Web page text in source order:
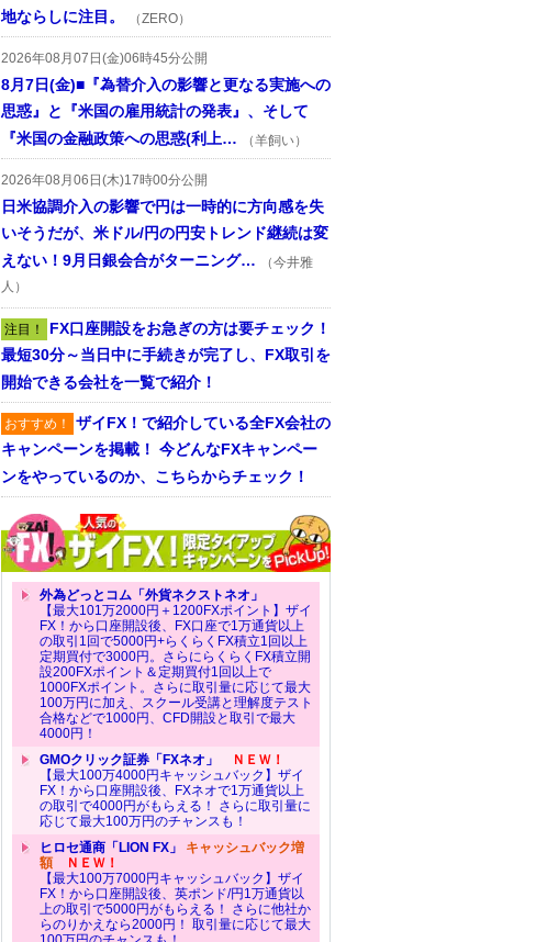
地ならしに注目。
（ZERO）
2026年08月07日(金)06時45分公開
8月7日(金)■『為替介入の影響と更なる実施への
思惑』と『米国の雇用統計の発表』、そして
『米国の金融政策への思惑(利上…
（羊飼い）
2026年08月06日(木)17時00分公開
日米協調介入の影響で円は一時的に方向感を失
いそうだが、米ドル/円の円安トレンド継続は変
えない！9月日銀会合がターニング…
（今井雅
人）
注目！ FX口座開設をお急ぎの方は要チェック！
最短30分～当日中に手続きが完了し、FX取引を
開始できる会社を一覧で紹介！
おすすめ！ ザイFX！で紹介している全FX会社の
キャンペーンを掲載！ 今どんなFXキャンペー
ンをやっているのか、こちらからチェック！
外為どっとコム「外貨ネクストネオ」
【最大101万2000円＋1200FXポイント】ザイ
FX！から口座開設後、FX口座で1万通貨以上
の取引1回で5000円+らくらくFX積立1回以上
定期買付で3000円。さらにらくらくFX積立開
設200FXポイント＆定期買付1回以上で
1000FXポイント。さらに取引量に応じて最大
100万円に加え、スクール受講と理解度テスト
合格などで1000円、CFD開設と取引で最大
4000円！
GMOクリック証券「FXネオ」
ＮＥＷ！
【最大100万4000円キャッシュバック】ザイ
FX！から口座開設後、FXネオで1万通貨以上
の取引で4000円がもらえる！ さらに取引量に
応じて最大100万円のチャンスも！
ヒロセ通商「LION FX」 キャッシュバック増
額ＮＥＷ！
【最大100万7000円キャッシュバック】ザイ
FX！から口座開設後、英ポンド/円1万通貨以
上の取引で5000円がもらえる！ さらに他社か
らのりかえなら2000円！ 取引量に応じて最大